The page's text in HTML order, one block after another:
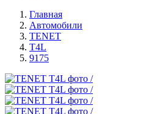
Главная
Автомобили
TENET
T4L
9175